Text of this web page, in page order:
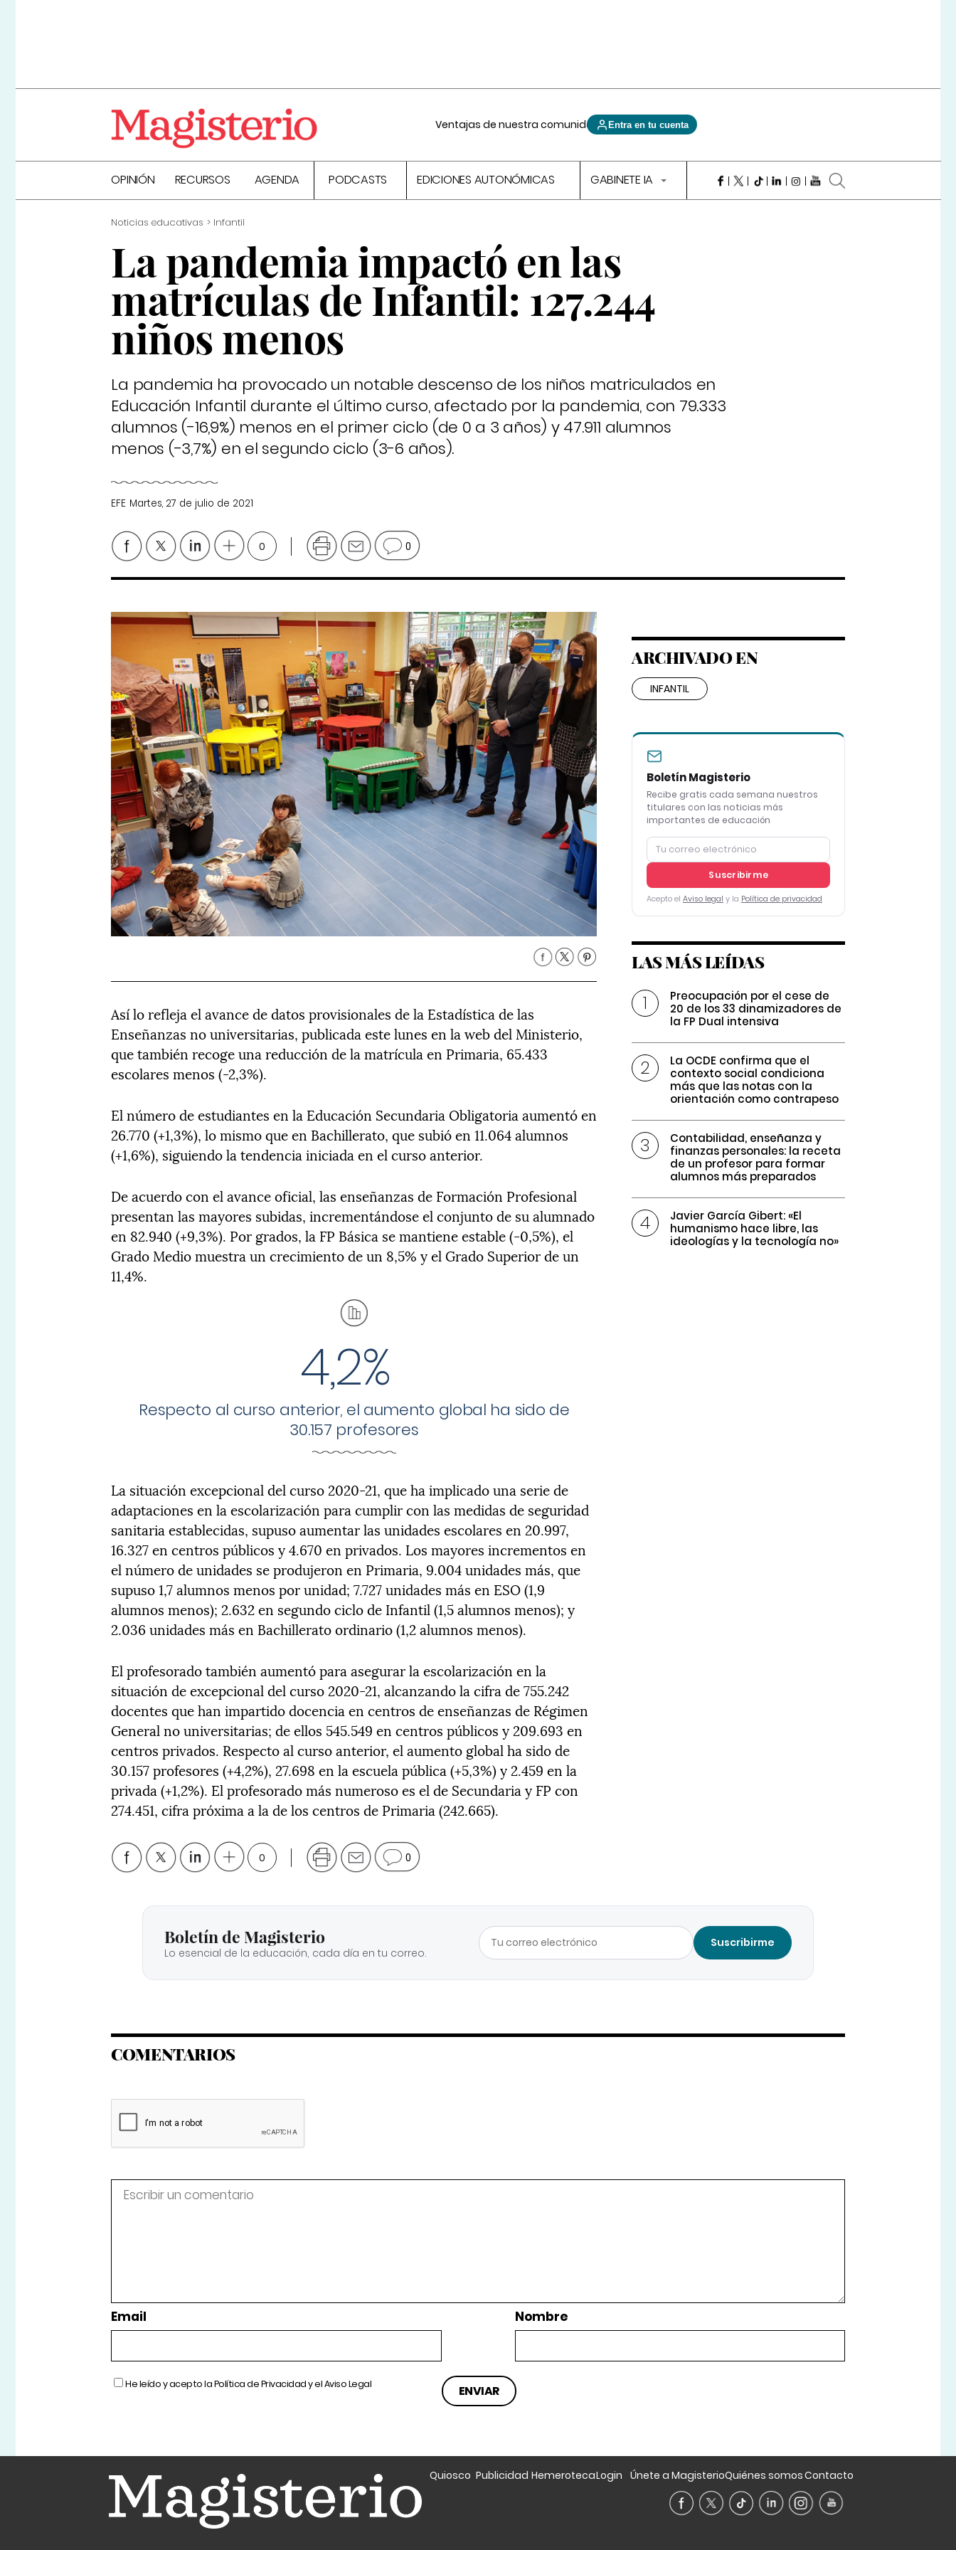
Ventajas de nuestra comunidad Entra en tu cuenta
OPINIÓN RECURSOS AGENDA PODCASTS EDICIONES AUTONÓMICAS GABINETE IA
Noticias educativas Infantil
La pandemia impactó en las
matrículas de Infantil: 127.244
niños menos
La pandemia ha provocado un notable descenso de los niños matriculados en
Educación Infantil durante el último curso, afectado por la pandemia, con 79.333
alumnos (-16,9%) menos en el primer ciclo (de 0 a 3 años) y 47.911 alumnos
menos (-3,7%) en el segundo ciclo (3-6 años).
EFE Martes, 27 de julio de 2021
0 0
Así lo refleja el avance de datos provisionales de la Estadística de las
Enseñanzas no universitarias, publicada este lunes en la web del Ministerio,
que también recoge una reducción de la matrícula en Primaria, 65.433
escolares menos (-2,3%).
El número de estudiantes en la Educación Secundaria Obligatoria aumentó en
26.770 (+1,3%), lo mismo que en Bachillerato, que subió en 11.064 alumnos
(+1,6%), siguiendo la tendencia iniciada en el curso anterior.
De acuerdo con el avance oficial, las enseñanzas de Formación Profesional
presentan las mayores subidas, incrementándose el conjunto de su alumnado
en 82.940 (+9,3%). Por grados, la FP Básica se mantiene estable (-0,5%), el
Grado Medio muestra un crecimiento de un 8,5% y el Grado Superior de un
11,4%.
4,2%
Respecto al curso anterior, el aumento global ha sido de
30.157 profesores
La situación excepcional del curso 2020-21, que ha implicado una serie de
adaptaciones en la escolarización para cumplir con las medidas de seguridad
sanitaria establecidas, supuso aumentar las unidades escolares en 20.997,
16.327 en centros públicos y 4.670 en privados. Los mayores incrementos en
el número de unidades se produjeron en Primaria, 9.004 unidades más, que
supuso 1,7 alumnos menos por unidad; 7.727 unidades más en ESO (1,9
alumnos menos); 2.632 en segundo ciclo de Infantil (1,5 alumnos menos); y
2.036 unidades más en Bachillerato ordinario (1,2 alumnos menos).
El profesorado también aumentó para asegurar la escolarización en la
situación de excepcional del curso 2020-21, alcanzando la cifra de 755.242
docentes que han impartido docencia en centros de enseñanzas de Régimen
General no universitarias; de ellos 545.549 en centros públicos y 209.693 en
centros privados. Respecto al curso anterior, el aumento global ha sido de
30.157 profesores (+4,2%), 27.698 en la escuela pública (+5,3%) y 2.459 en la
privada (+1,2%). El profesorado más numeroso es el de Secundaria y FP con
274.451, cifra próxima a la de los centros de Primaria (242.665).
0 0
ARCHIVADO EN
INFANTIL
Boletín Magisterio
Recibe gratis cada semana nuestros
titulares con las noticias más
importantes de educación
Suscribirme
Acepto el Aviso legal y la Política de privacidad
LAS MÁS LEÍDAS
Preocupación por el cese de
20 de los 33 dinamizadores de
la FP Dual intensiva
La OCDE confirma que el
contexto social condiciona
más que las notas con la
orientación como contrapeso
Contabilidad, enseñanza y
finanzas personales: la receta
de un profesor para formar
alumnos más preparados
Javier García Gibert: «El
humanismo hace libre, las
ideologías y la tecnología no»
Boletín de Magisterio
Lo esencial de la educación, cada día en tu correo.
Suscribirme
COMENTARIOS
Email Nombre
He leído y acepto laPolítica de Privacidady elAviso Legal
Quiosco Publicidad HemerotecaLogin Únete a MagisterioQuiénes somosContacto